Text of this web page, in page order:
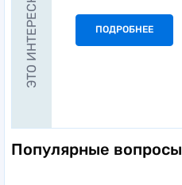
ЭТО ИНТЕРЕСНО ПОДРОБНЕЕ
Популярные